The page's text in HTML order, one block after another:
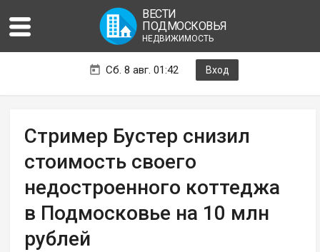
ВЕСТИ
ПОДМОСКОВЬЯ
НЕДВИЖИМОСТЬ
Сб. 8 авг. 01:42 Вход
Стример Бустер снизил
стоимость своего
недостроенного коттеджа
в Подмосковье на 10 млн
рублей